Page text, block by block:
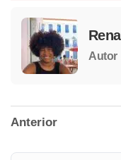
Autor
Anterior